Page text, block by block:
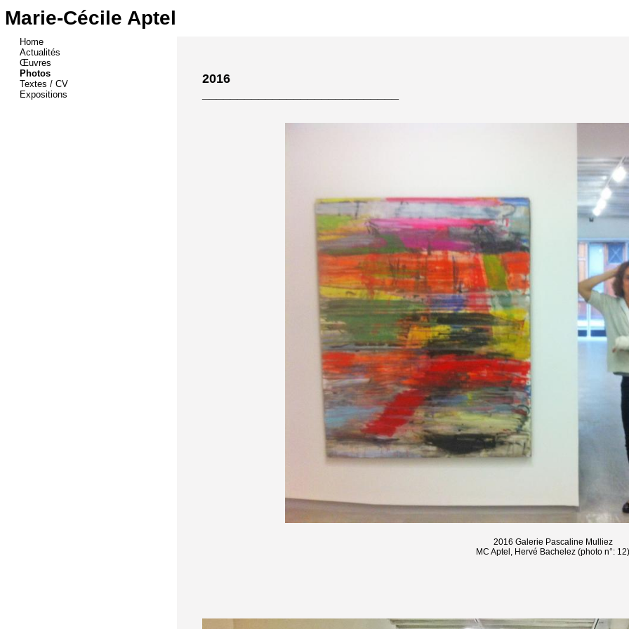
Marie-Cécile Aptel
Home
Actualités
Œuvres
Photos
Textes / CV
Expositions
2016
2016 Galerie Pascaline Mulliez
MC Aptel, Hervé Bachelez (photo n°: